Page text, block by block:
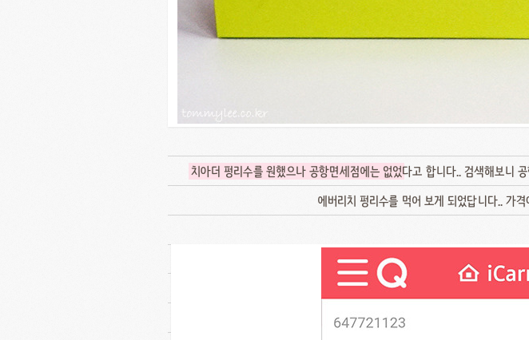
치아더 펑리수를 원했으나 공항면세점에는 없었다고 합니다.. 검색해보니
에버리치 펑리수를 먹어 보게 되었답니다.. 가